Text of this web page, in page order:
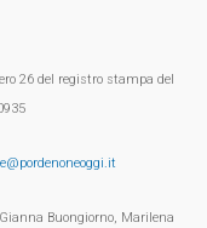
26 del registro stampa del
Buongiorno, Marilena